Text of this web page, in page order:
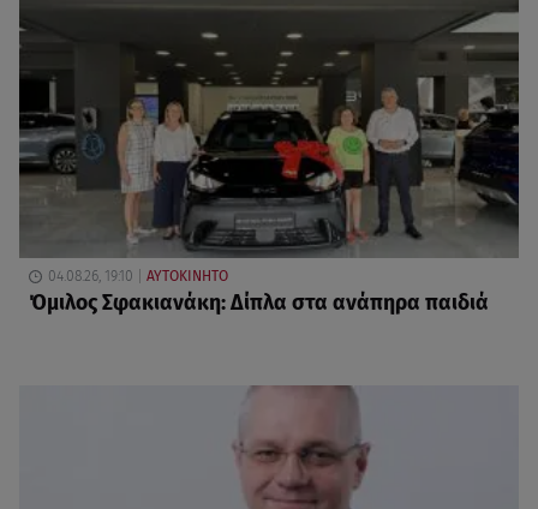
04.08.26, 19:10 ΑΥΤΟΚΙΝΗΤΟ
Όμιλος Σφακιανάκη: Δίπλα στα ανάπηρα παιδιά